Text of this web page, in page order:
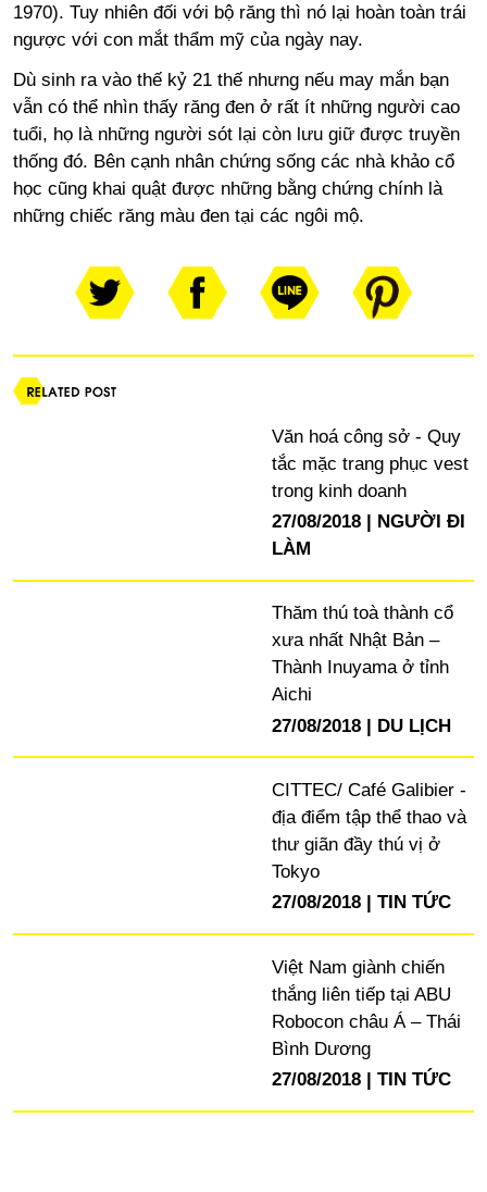
1970). Tuy nhiên đối với bộ răng thì nó lại hoàn toàn trái
ngược với con mắt thẩm mỹ của ngày nay.
Dù sinh ra vào thế kỷ 21 thế nhưng nếu may mắn bạn
vẫn có thể nhìn thấy răng đen ở rất ít những người cao
tuổi, họ là những người sót lại còn lưu giữ được truyền
thống đó. Bên cạnh nhân chứng sống các nhà khảo cổ
học cũng khai quật được những bằng chứng chính là
những chiếc răng màu đen tại các ngôi mộ.
Văn hoá công sở - Quy
tắc mặc trang phục vest
trong kinh doanh
27/08/2018
NGƯỜI ĐI
LÀM
Thăm thú toà thành cổ
xưa nhất Nhật Bản –
Thành Inuyama ở tỉnh
Aichi
27/08/2018
DU LỊCH
CITTEC/ Café Galibier -
địa điểm tập thể thao và
thư giãn đầy thú vị ở
Tokyo
27/08/2018
TIN TỨC
Việt Nam giành chiến
thắng liên tiếp tại ABU
Robocon châu Á – Thái
Bình Dương
27/08/2018
TIN TỨC